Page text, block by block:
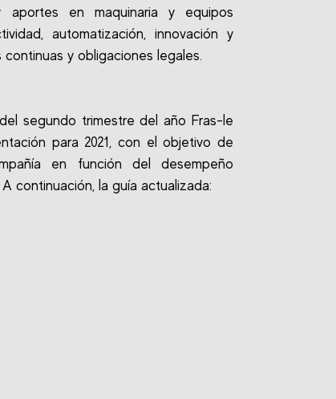
aportes en maquinaria y equipos
automatización, innovación y
y obligaciones legales.
segundo trimestre del año Fras-le
para 2021, con el objetivo de
en función del desempeño
continuación, la guía actualizada: